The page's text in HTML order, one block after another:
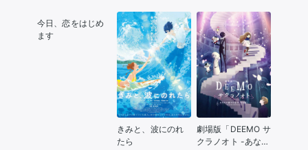
今日、恋をはじめ
ます
きみと、波にのれ
たら
劇場版「DEEMO サ
クラノオト -あなた